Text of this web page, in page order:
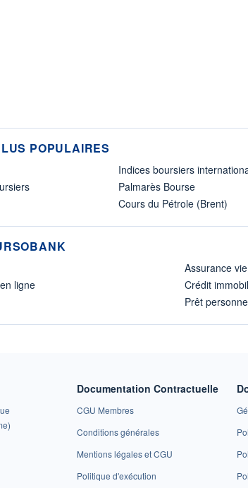
POPULAIRES
Indices boursiers
Palmarès Bourse
Cours du Pétrole (Brent)
ligne
Assurance vie
Crédit
Prêt
Documentation Contractuelle
CGU Membres
Conditions générales
Mentions légales et CGU
Politique d'exécution